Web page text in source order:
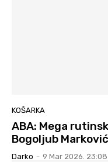
KOŠARKA
ABA: Mega
Bogoljub
Darko - 9 Mar 2026. 23:08